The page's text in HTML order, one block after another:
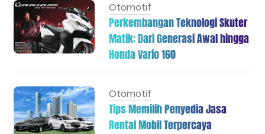
Otomotif
Perkembangan Teknologi Skuter
Matik: Dari Generasi Awal hingga
Honda Vario 160
Otomotif
Tips Memilih Penyedia Jasa
Rental Mobil Terpercaya